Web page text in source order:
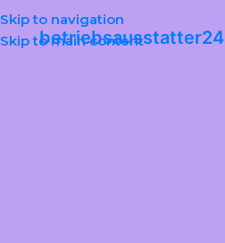
Skip to navigation
Skip to main content
betriebsausstatter24